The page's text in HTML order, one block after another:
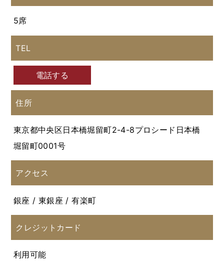
5席
TEL
電話する
住所
東京都中央区日本橋堀留町2-4-8プロシード日本橋
堀留町0001号
アクセス
銀座 / 東銀座 / 有楽町
クレジットカード
利用可能